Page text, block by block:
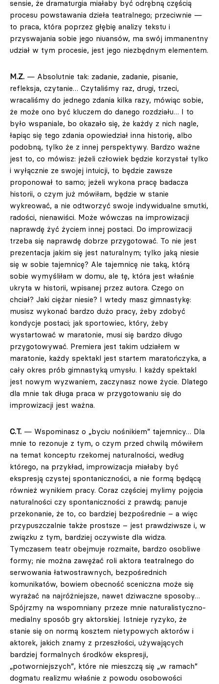
sensie, że dramaturgia miałaby być odrębną częścią
procesu powstawania dzieła teatralnego; przeciwnie —
to praca, która poprzez głębię analizy tekstu i
przyswajania sobie jego niuansów, ma swój immanentny
udział w tym procesie, jest jego niezbędnym elementem.
M.Z. — Absolutnie tak: zadanie, zadanie, pisanie,
refleksja, czytanie… Czytaliśmy raz, drugi, trzeci,
wracaliśmy do jednego zdania kilka razy, mówiąc sobie,
że może ono być kluczem do danego rozdziału… I to
było wspaniale, bo okazało się, że każdy z nich nagle,
łapiąc się tego zdania opowiedział inna historię, albo
podobną, tylko że z innej perspektywy. Bardzo ważne
jest to, co mówisz: jeżeli człowiek będzie korzystał tylko
i wyłącznie ze swojej intuicji, to będzie zawsze
proponował to samo; jeżeli wykona pracę badacza
historii, o czym już mówiłam, będzie w stanie
wykreować, a nie odtworzyć swoje indywidualne smutki,
radości, nienawiści. Może wówczas na improwizacji
naprawdę żyć życiem innej postaci. Do improwizacji
trzeba się naprawdę dobrze przygotować. To nie jest
prezentacja jakim się jest naturalnym; tylko jaką niesie
się w sobie tajemnicę? Ale tajemnicę nie taką, którą
sobie wymyśliłam w domu, ale tę, która jest właśnie
ukryta w historii, wpisanej przez autora. Czego on
chciał? Jaki ciężar niesie? I wtedy masz gimnastykę:
musisz wykonać bardzo dużo pracy, żeby zdobyć
kondycje postaci; jak sportowiec, który, żeby
wystartować w maratonie, musi się bardzo długo
przygotowywać. Premiera jest takim udziałem w
maratonie, każdy spektakl jest startem maratończyka, a
cały okres prób gimnastyką umysłu. I każdy spektakl
jest nowym wyzwaniem, zaczynasz nowe życie. Dlatego
dla mnie tak długa praca w przygotowaniu się do
improwizacji jest ważna.
C.T. — Wspominasz o „byciu nośnikiem” tajemnicy… Dla
mnie to rezonuje z tym, o czym przed chwilą mówiłem
na temat konceptu rzekomej naturalności, według
którego, na przykład, improwizacja miałaby być
ekspresją czystej spontaniczności, a nie formą będącą
również wynikiem pracy. Coraz częściej mylimy pojęcia
naturalności czy spontaniczności z prawdą; panuje
przekonanie, że to, co bardziej bezpośrednie – a więc
przypuszczalnie także prostsze – jest prawdziwsze i, w
związku z tym, bardziej oczywiste dla widza.
Tymczasem teatr obejmuje rozmaite, bardzo osobliwe
formy; nie można zawężać roli aktora teatralnego do
serwowania łatwostrawnych, bezpośrednich
komunikatów, bowiem obecność sceniczna może się
wyrażać na najróżniejsze, nawet dziwaczne sposoby…
Spójrzmy na wspomniany przeze mnie naturalistyczno-
medialny sposób gry aktorskiej. Istnieje ryzyko, że
stanie się on normą kosztem nietypowych aktorów i
aktorek, jakich znamy z przeszłości, używających
bardziej formalnych środków ekspresji,
„potworniejszych”, które nie mieszczą się „w ramach”
dogmatu realizmu właśnie z powodu osobowości